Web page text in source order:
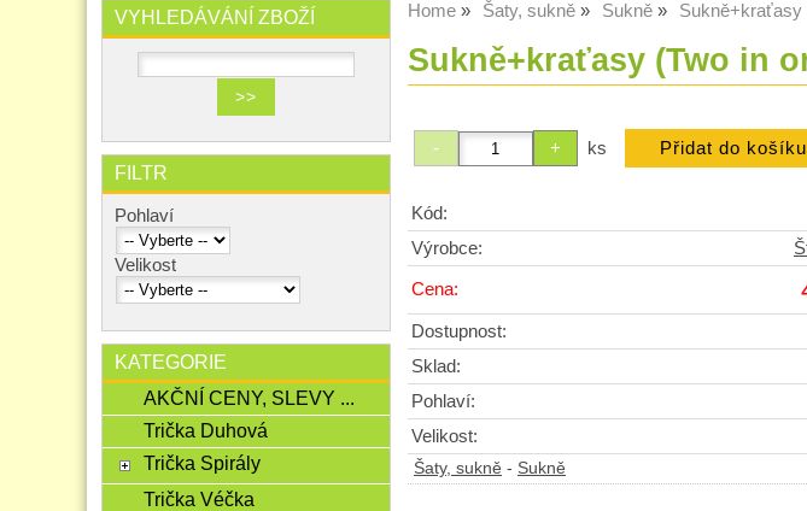
Home Šaty, sukně Sukně Sukně+kraťasy
Sukně+kraťasy (Two in
ks
Kód:
Výrobce:
Cena:
Dostupnost:
Sklad:
Pohlaví:
Velikost:
Šaty, sukně - Sukně
VYHLEDÁVÁNÍ ZBOŽÍ
FILTR
Pohlaví
Velikost
KATEGORIE
AKČNÍ CENY, SLEVY ...
Trička Duhová
Trička Spirály
Trička Véčka